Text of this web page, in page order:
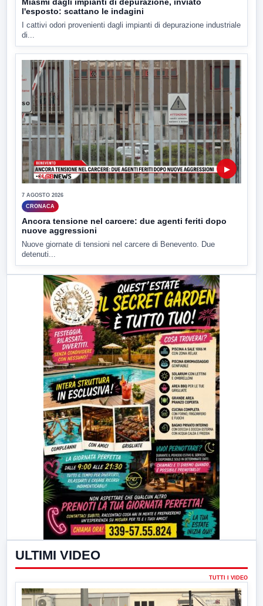
l'esposto: scattano le indagini
I cattivi odori provenienti dagli impianti di depurazione industriale
di...
▶
7 AGOSTO 2026
CRONACA
Ancora tensione nel carcere: due agenti feriti dopo
nuove aggressioni
Nuove giornate di tensioni nel carcere di Benevento. Due
detenuti...
ULTIMI VIDEO
TUTTI I VIDEO